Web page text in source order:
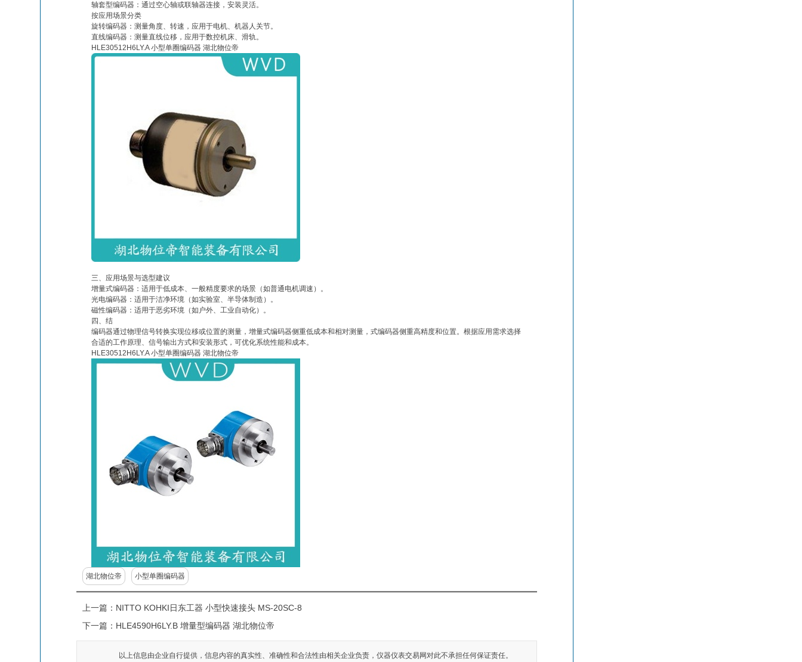
轴套型编码器：通过空心轴或联轴器连接，安装灵活。
按应用场景分类
旋转编码器：测量角度、转速，应用于电机、机器人关节。
直线编码器：测量直线位移，应用于数控机床、滑轨。
HLE30512H6LY.A 小型单圈编码器 湖北物位帝
三、应用场景与选型建议
增量式编码器：适用于低成本、一般精度要求的场景（如普通电机调速）。
光电编码器：适用于洁净环境（如实验室、半导体制造）。
磁性编码器：适用于恶劣环境（如户外、工业自动化）。
四、结
编码器通过物理信号转换实现位移或位置的测量，增量式编码器侧重低成本和相对测量，式编码器侧重高精度和位置。根据应用需求选择
合适的工作原理、信号输出方式和安装形式，可优化系统性能和成本。
HLE30512H6LY.A 小型单圈编码器 湖北物位帝
湖北物位帝 小型单圈编码器
上一篇： NITTO KOHKI日东工器 小型快速接头 MS-20SC-8
下一篇： HLE4590H6LY.B 增量型编码器 湖北物位帝
以上信息由企业自行提供，信息内容的真实性、准确性和合法性由相关企业负责，仪器仪表交易网对此不承担任何保证责任。